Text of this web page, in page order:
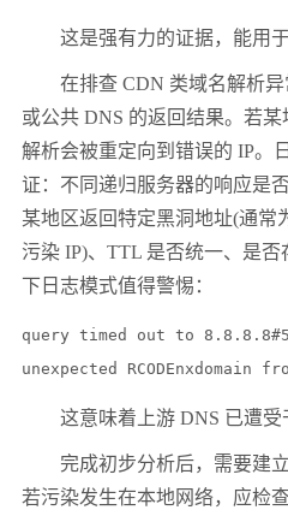
这是强有力的证据，能用于
在排查 CDN 类域名解析异
或公共 DNS 的返回结果。若
解析会被重定向到错误的 IP。
证：不同递归服务器的响应是
某地区返回特定黑洞地址(通常
污染 IP)、TTL 是否统一、是
下日志模式值得警惕：
query timed out to
unexpected RCODEnxdomain
这意味着上游 DNS 已遭受
完成初步分析后，需要建立
若污染发生在本地网络，应检